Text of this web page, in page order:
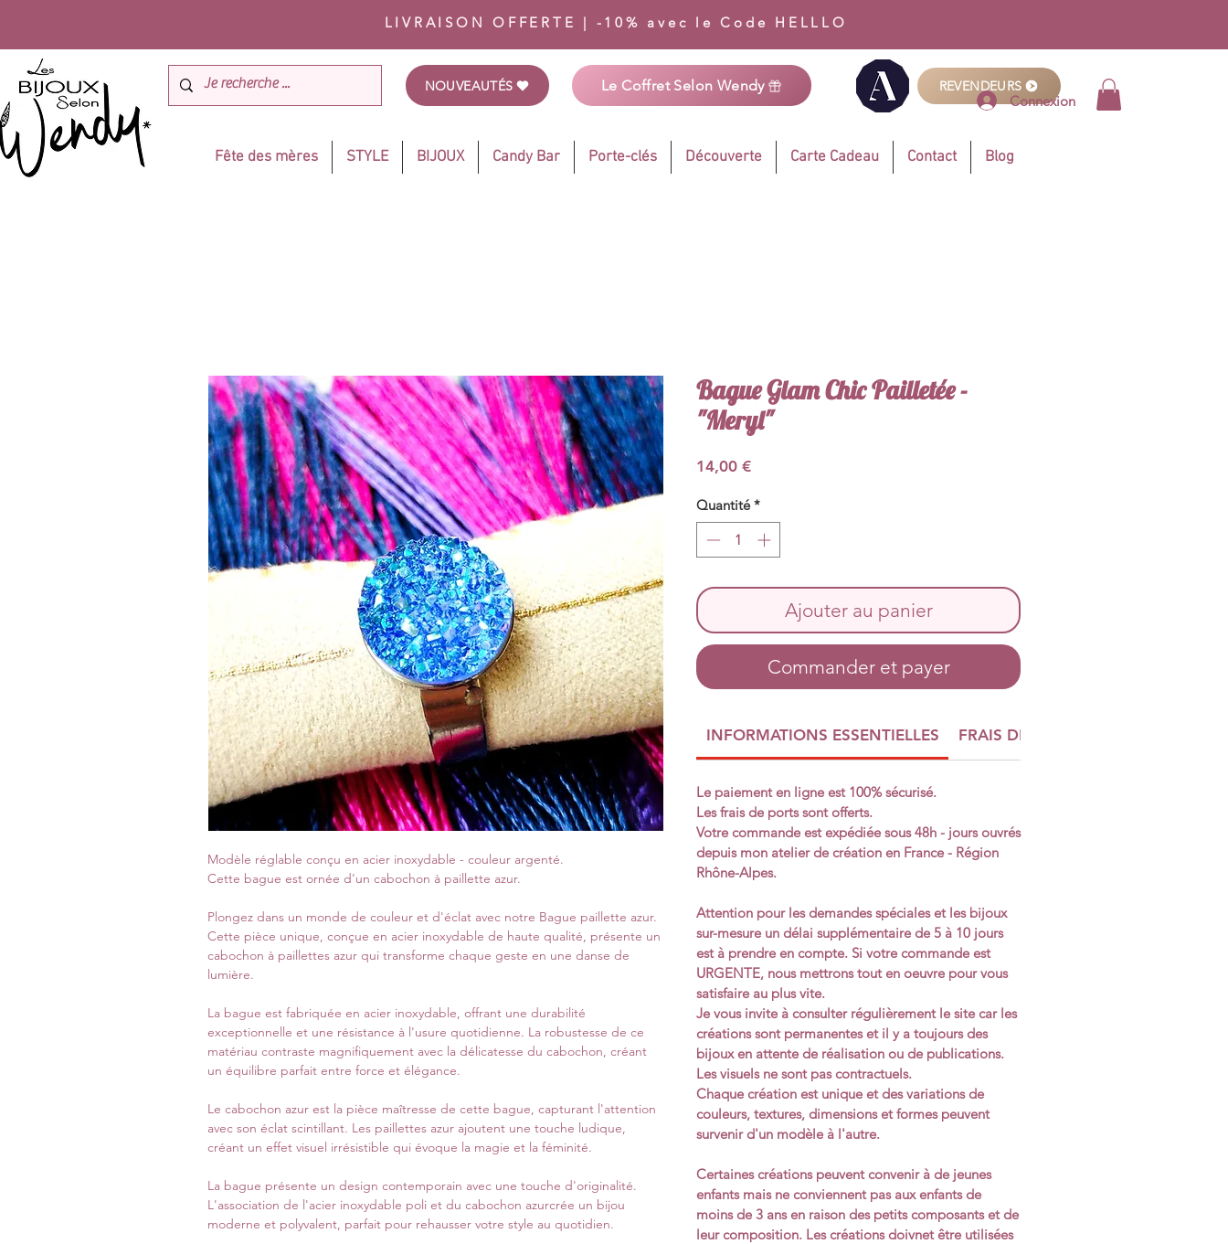
Connexion
LIVRAISON OFFERTE | -10% avec le Code HELLLO
NOUVEAUTÉS Le Coffret Selon Wendy REVENDEURS
Fête des mères STYLE BIJOUX Candy Bar Porte-clés Découverte Carte Cadeau Contact Blog
Modèle réglable conçu en acier inoxydable - couleur argenté.
Cette bague est ornée d'un cabochon à paillette azur.
Plongez dans un monde de couleur et d'éclat avec notre Bague paillette azur.
Cette pièce unique, conçue en acier inoxydable de haute qualité, présente un
cabochon à paillettes azur qui transforme chaque geste en une danse de
lumière.
La bague est fabriquée en acier inoxydable, offrant une durabilité
exceptionnelle et une résistance à l'usure quotidienne. La robustesse de ce
matériau contraste magnifiquement avec la délicatesse du cabochon, créant
un équilibre parfait entre force et élégance.
Le cabochon azur est la pièce maîtresse de cette bague, capturant l'attention
avec son éclat scintillant. Les paillettes azur ajoutent une touche ludique,
créant un effet visuel irrésistible qui évoque la magie et la féminité.
La bague présente un design contemporain avec une touche d'originalité.
L'association de l'acier inoxydable poli et du cabochon azurcrée un bijou
moderne et polyvalent, parfait pour rehausser votre style au quotidien.
Bague Glam Chic Pailletée -
"Meryl"
14,00 €Prix
Quantité *
Ajouter au panier
Commander et payer
INFORMATIONS ESSENTIELLES FRAIS DE PORT OFFERTS
Le paiement en ligne est 100% sécurisé.
Les frais de ports sont offerts.
Votre commande est expédiée sous 48h - jours ouvrés
depuis mon atelier de création en France - Région
Rhône-Alpes.
Attention pour les demandes spéciales et les bijoux
sur-mesure un délai supplémentaire de 5 à 10 jours
est à prendre en compte. Si votre commande est
URGENTE, nous mettrons tout en oeuvre pour vous
satisfaire au plus vite.
Je vous invite à consulter régulièrement le site car les
créations sont permanentes et il y a toujours des
bijoux en attente de réalisation ou de publications.
Les visuels ne sont pas contractuels.
Chaque création est unique et des variations de
couleurs, textures, dimensions et formes peuvent
survenir d'un modèle à l'autre.
Certaines créations peuvent convenir à de jeunes
enfants mais ne conviennent pas aux enfants de
moins de 3 ans en raison des petits composants et de
leur composition. Les créations doivnet être utilisées